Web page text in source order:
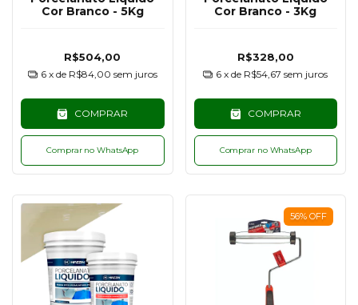
Cor Branco - 5Kg
R$504,00
6 x de R$84,00 sem juros
COMPRAR
Comprar no WhatsApp
Cor Branco - 3Kg
R$328,00
6 x de R$54,67 sem juros
COMPRAR
Comprar no WhatsApp
56% OFF